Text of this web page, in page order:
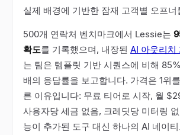
실제 배경에 기반한 잠재 고객별 오프너
500개 연락처 벤치마크에서 Lessie는
확도를 기록했으며, 내장된 AI 아웃리치
는 팀은 템플릿 기반 시퀀스에 비해
배의 응답률을 보고합니다. 가격은 1위
른 이유입니다: 무료 티어로 시작, 월
사용자당 세금 없음, 크레딧당 미터링
능이 추가된 도구 대신 하나의 AI 네이